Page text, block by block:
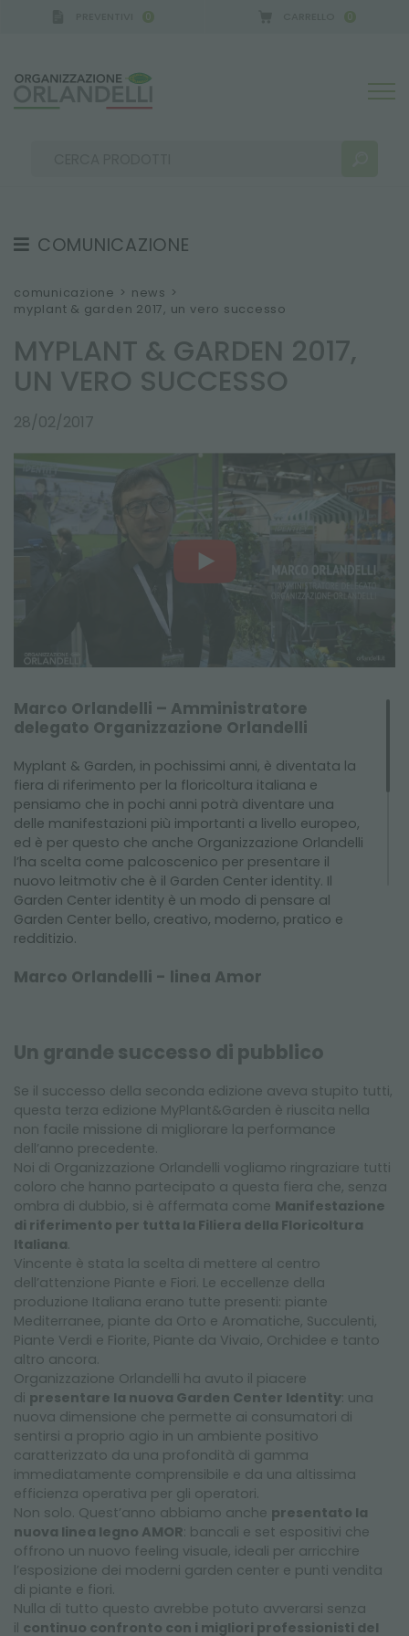
0 0
ALTRI RISULTATI PER TE:
COMUNICAZIONE
TESTIMONIAL
NEWS
VIDEO
CATALOGHI
NEWSLETTER
comunicazione > news >
myplant & garden 2017, un vero successo
MYPLANT & GARDEN 2017,
UN VERO SUCCESSO
28/02/2017
Marco Orlandelli – Amministratore
delegato Organizzazione Orlandelli
Myplant & Garden, in pochissimi anni, è diventata la
fiera di riferimento per la floricoltura italiana e
pensiamo che in pochi anni potrà diventare una
delle manifestazioni più importanti a livello europeo,
ed è per questo che anche Organizzazione Orlandelli
l’ha scelta come palcoscenico per presentare il
nuovo leitmotiv che è il Garden Center identity. Il
Garden Center identity è un modo di pensare al
Garden Center bello, creativo, moderno, pratico e
redditizio.
Marco Orlandelli - linea Amor
performance di vendita veramente molto
nostra nuova linea Amor. La linea Amor è la nostra
linea in legno e alluminio, oltre alle forme classiche,
rettangolari, quadrate, ai nostri design particolari,
agli end-cap e i bancali a muro, la linea Amor si
completa dei banchi confezioni e di tutti quei sistemi
espositivi per l’oggettistica che in un punto vendita
di piante e fiori diventano indispensabili.
Luca Sacchetti – Responsabile Orto Mio
I sistemi Orlandelli permettono a un punto vendita di
adottare questo nuovo concetto espositivo e di
avere risultati nettamente superiori rispetto ai
sistemi, diciamo, tradizionali, che sono sempre stati
utilizzati. Questi sistemi permettono di esporre in
maniera completa l’offerta, quindi l’assortimento
che noi produciamo, in funzione degli spazi che
ovviamente ci sono a disposizione sui punti vendita.
Diciamo che abbiamo fatto diversi test sui clienti più
rappresentativi, soprattutto concentrati sul Centro-
Nord Italia, e abbiamo riscontrato degli incrementi
delle vendite di oltre il 30%. Quindi abbiamo fatto un
po’ tesoro di questi risultati e stiamo cercando di
divulgarli il più possibile, perché sicuramente è un
sistema che funziona in maniera importante.
Un grande successo di pubblico
Se il successo della seconda edizione aveva stupito tutti,
questa terza edizione MyPlant&Garden è riuscita nella
non facile missione di migliorare la performance
dell’anno precedente.
Noi di Organizzazione Orlandelli vogliamo ringraziare tutti
coloro che hanno partecipato a questa fiera che, senza
ombra di dubbio, si è affermata come Manifestazione
di riferimento per tutta la Filiera della Floricoltura
Italiana.
Vincente è stata la scelta di mettere al centro
dell’attenzione Piante e Fiori. Le eccellenze della
produzione Italiana erano tutte presenti: piante
Mediterranee, piante da Orto e Aromatiche, Succulenti,
Piante Verdi e Fiorite, Piante da Vivaio, Orchidee e tanto
altro ancora.
Organizzazione Orlandelli ha avuto il piacere
di presentare la nuova Garden Center Identity: una
nuova dimensione che permette ai consumatori di
sentirsi a proprio agio in un ambiente positivo
caratterizzato da una profondità di gamma
immediatamente comprensibile e da una altissima
efficienza operativa per gli operatori.
Non solo. Quest’anno abbiamo anche presentato la
nuova linea legno AMOR: bancali e set espositivi che
offrono un nuovo feeling visuale, ideali per arricchire
l’esposizione dei moderni garden center e punti vendita
di piante e fiori.
Nulla di tutto questo avrebbe potuto avverarsi senza
il continuo confronto con i migliori professionisti del